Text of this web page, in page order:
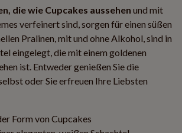
die wie Cupcakes aussehen und mit
verfeinert sind, sorgen für einen süßen
Pralinen, mit und ohne Alkohol, sind in
eingelegt, die mit einem goldenen
ist. Entweder genießen Sie die
oder Sie erfreuen Ihre Liebsten
Form von Cupcakes